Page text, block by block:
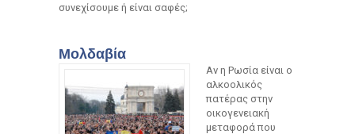
συνεχίσουμε ή είναι σαφές;
Μολδαβία
Αν η Ρωσία είναι ο
αλκοολικός
πατέρας στην
οικογενειακή
μεταφορά που